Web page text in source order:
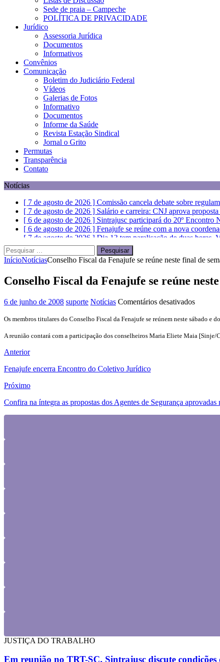
Sede de praia – Campeche
POLÍTICA DE PRIVACIDADE
Jurídico
Assessoria Jurídica
Documentos
Informativos
Convênios
Comunicação
Boletim do Judiciário Federal
Vídeos
Galerias de Fotos
Informativo
Documentos
Informe da Saúde
Revista Estação Sindical
Jornal o Grito
Permutas
Transparência
Contato
Notícias
[ 7 de agosto de 2026 ] Comissão cancela debate sobre
[ 7 de agosto de 2026 ] Salário e carreira: CNJ aprova
[ 6 de agosto de 2026 ] Sintrajusc participará do 20º Encontro
[ 6 de agosto de 2026 ] Fenajufe se reúne com a nova
[ 7 de agosto de 2026 ] Dia 13 tem paralisação de duas horas.
Pesquisar
por:
InícioNotíciasConselho Fiscal da Fenajufe se reúne neste final de
Conselho Fiscal da Fenajufe se reúne
6 de junho de 2008 suporte Notícias Comentários desativadosem
Fiscal
da
em
Os membros titulares do Conselho Fiscal da Fenajufe se reúnem neste sábado
A reunião contará com a participação dos conselheiros Maria Eliete Maia
Anterior
Fenajufe encerra Encontro do Coletivo Jurídico
Próximo
Confira na íntegra as propostas dos Agentes de Segurança
JUSTIÇA DO TRABALHO